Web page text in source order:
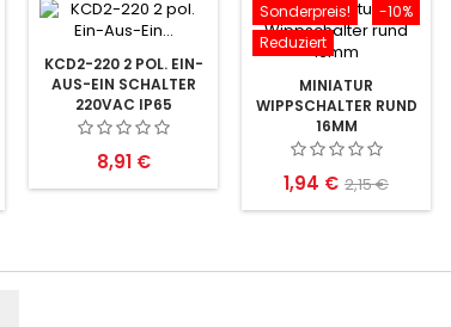
KCD2-220 2 POL. EIN-
AUS-EIN SCHALTER
220VAC IP65
Preis
8,91 €
-10%
Sonderpreis!
Reduziert
MINIATUR
WIPPSCHALTER RUND
16MM
SCHWARZ/WEISS/ROT
Preis
1,94 € Verkaufspreis
2,15 €